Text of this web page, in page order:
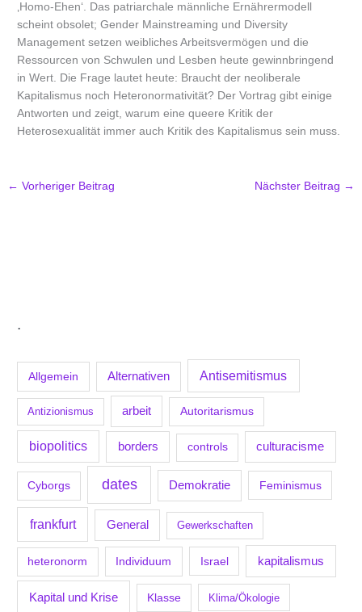
.
Allgemein Alternativen Antisemitismus
Antizionismus arbeit Autoritarismus
biopolitics borders controls culturacisme
Cyborgs dates Demokratie Feminismus
frankfurt General Gewerkschaften
heteronorm Individuum Israel kapitalismus
Kapital und Krise Klasse Klima/Ökologie
‚Homo-Ehen‘. Das patriarchale männliche Ernährermodell
scheint obsolet; Gender Mainstreaming und Diversity
Management setzen weibliches Arbeitsvermögen und die
Ressourcen von Schwulen und Lesben heute gewinnbringend
in Wert. Die Frage lautet heute: Braucht der neoliberale
Kapitalismus noch Heteronormativität? Der Vortrag gibt einige
Antworten und zeigt, warum eine queere Kritik der
Heterosexualität immer auch Kritik des Kapitalismus sein muss.
← Vorheriger Beitrag Nächster Beitrag →